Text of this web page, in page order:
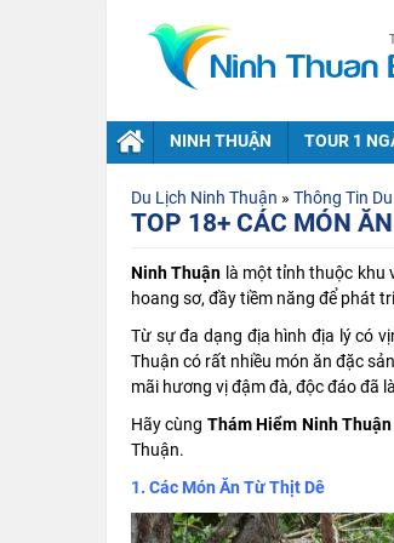
NINH THUẬN TOUR 1
Du Lịch Ninh Thuận » Thông Tin
TOP 18+ CÁC MÓN
Ninh Thuận là một tỉnh thuộc khu
hoang sơ, đầy tiềm năng để phát
Từ sự đa dạng địa hình địa lý có
Thuận có rất nhiều món ăn đặc
mãi hương vị đậm đà, độc đáo đã
Hãy cùng Thám Hiểm Ninh Thuận
Thuận.
1. Các Món Ăn Từ Thịt Dê